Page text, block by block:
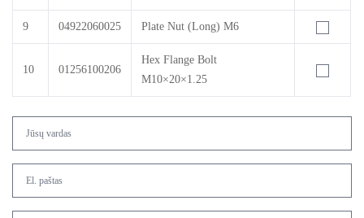
9 04922060025 Plate Nut (Long) M6
10 01256100206
Hex Flange Bolt
M10×20×1.25